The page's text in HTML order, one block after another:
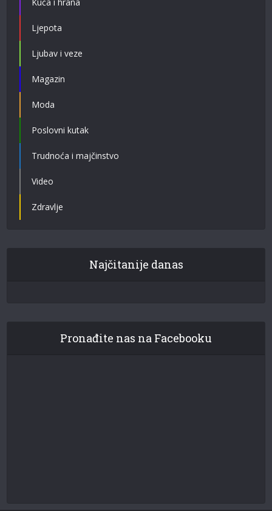
Ljepota
Ljubav i veze
Magazin
Moda
Poslovni kutak
Trudnoća i majčinstvo
Video
Zdravlje
Najčitanije danas
Pronađite nas na Facebooku